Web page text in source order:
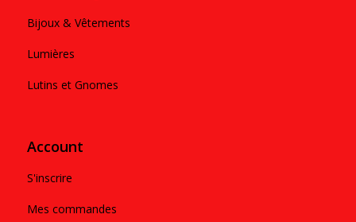
Bijoux & Vêtements
Lumières
Lutins et Gnomes
Account
S'inscrire
Mes commandes